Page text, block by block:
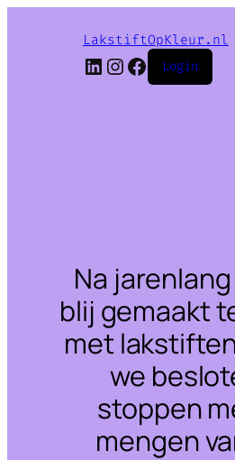
LakstiftOpKleur.nl
LinkedIn
Instagram
Facebook
Login
Na
blij gemaakt
met
we
stoppen
mengen